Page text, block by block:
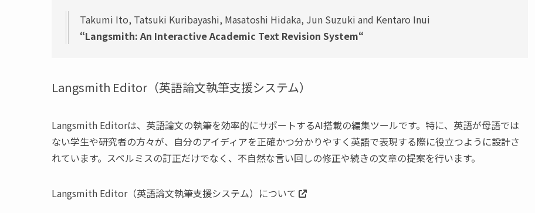
Takumi Ito, Tatsuki Kuribayashi, Masatoshi Hidaka, Jun Suzuki and Kentaro Inui
“Langsmith: An Interactive Academic Text Revision System“
Langsmith Editor（英語論文執筆支援システム）
Langsmith Editorは、英語論文の執筆を効率的にサポートするAI搭載の編集ツールです。特に、英語が母語では
ない学生や研究者の方々が、自分のアイディアを正確かつ分かりやすく英語で表現する際に役立つように設計さ
れています。スペルミスの訂正だけでなく、不自然な言い回しの修正や続きの文章の提案を行います。
Langsmith Editor（英語論文執筆支援システム）について